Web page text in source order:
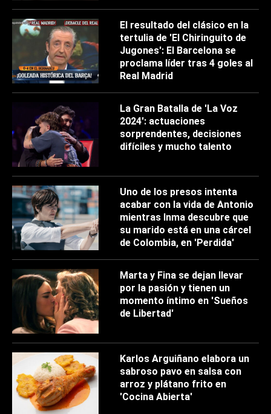
El resultado del clásico en la
tertulia de 'El Chiringuito de
Jugones': El Barcelona se
proclama líder tras 4 goles al
Real Madrid
La Gran Batalla de 'La Voz
2024': actuaciones
sorprendentes, decisiones
difíciles y mucho talento
Uno de los presos intenta
acabar con la vida de Antonio
mientras Inma descubre que
su marido está en una cárcel
de Colombia, en 'Perdida'
Marta y Fina se dejan llevar
por la pasión y tienen un
momento íntimo en 'Sueños
de Libertad'
Karlos Arguiñano elabora un
sabroso pavo en salsa con
arroz y plátano frito en
'Cocina Abierta'